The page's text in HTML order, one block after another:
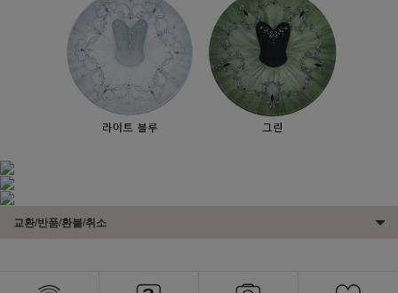
교환/반품/환불/취소